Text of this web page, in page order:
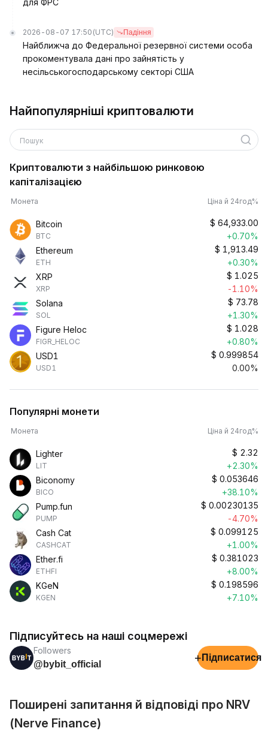
для ФРС
2026-08-07 17:50 (UTC) Падіння
Найближча до Федеральної резервної системи особа
прокоментувала дані про зайнятість у
несільськогосподарському секторі США
Найпопулярніші криптовалюти
Пошук
Криптовалюти з найбільшою ринковою
капіталізацією
Монета Ціна й 24год%
Bitcoin
BTC
$ 64,933.00
+0.70%
Ethereum
ETH
$ 1,913.49
+0.30%
XRP
XRP
$ 1.025
-1.10%
Solana
SOL
$ 73.78
+1.30%
Figure Heloc
FIGR_HELOC
$ 1.028
+0.80%
USD1
USD1
$ 0.999854
0.00%
Популярні монети
Монета Ціна й 24год%
Lighter
LIT
$ 2.32
+2.30%
Biconomy
BICO
$ 0.053646
+38.10%
Pump.fun
PUMP
$ 0.00230135
-4.70%
Cash Cat
CASHCAT
$ 0.099125
+1.00%
Ether.fi
ETHFI
$ 0.381023
+8.00%
KGeN
KGEN
$ 0.198596
+7.10%
Підписуйтесь на наші соцмережі
Followers
@bybit_official
+ Підписатися
Поширені запитання й відповіді про NRV
(Nerve Finance)